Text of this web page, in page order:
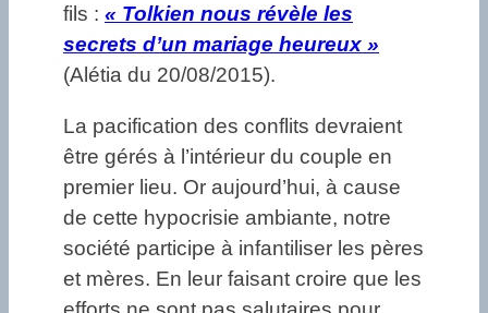
fils : « Tolkien nous révèle les
secrets d’un mariage heureux »
(Alétia du 20/08/2015).
La pacification des conflits devraient
être gérés à l’intérieur du couple en
premier lieu. Or aujourd’hui, à cause
de cette hypocrisie ambiante, notre
société participe à infantiliser les pères
et mères. En leur faisant croire que les